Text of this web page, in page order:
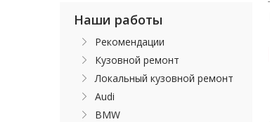
Наши работы
Рекомендации
Кузовной ремонт
Локальный кузовной ремонт
Audi
BMW